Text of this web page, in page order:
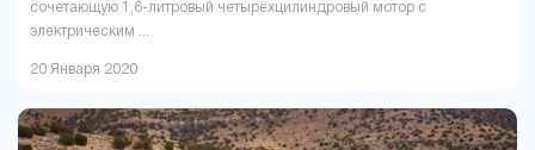
сочетающую 1,6-литровый четырёхцилиндровый мотор с
электрическим ...
20 Января 2020